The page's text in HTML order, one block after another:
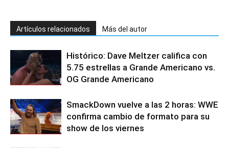
Artículos relacionados Más del autor
Histórico: Dave Meltzer califica con
5.75 estrellas a Grande Americano vs.
OG Grande Americano
SmackDown vuelve a las 2 horas: WWE
confirma cambio de formato para su
show de los viernes